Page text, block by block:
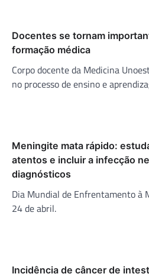
Docentes se tornam
formação médica
Corpo docente da Medicina
no processo de ensino e
Meningite mata rápido:
atentos e incluir a infecção
diagnósticos
Dia Mundial de Enfrentamento à
24 de abril.
Incidência de câncer de